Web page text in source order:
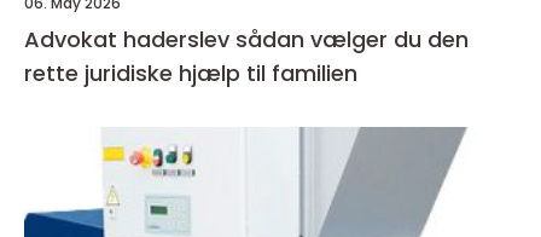
Advokat haderslev sådan vælger du den
rette juridiske hjælp til familien